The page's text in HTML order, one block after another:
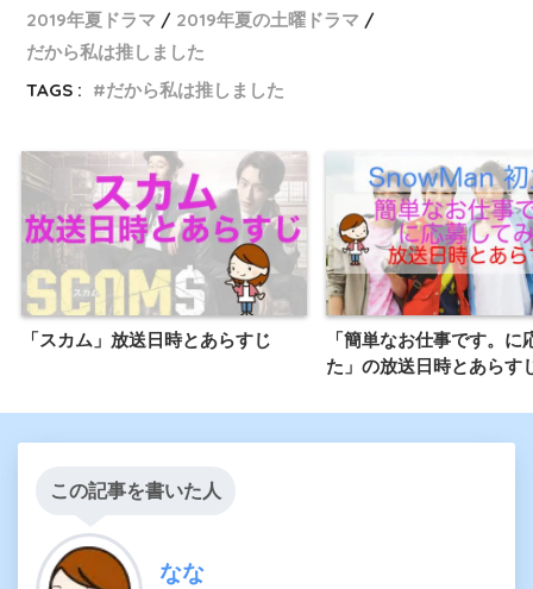
2019年夏ドラマ
2019年夏の土曜ドラマ
だから私は推しました
TAGS :
だから私は推しました
「スカム」放送日時とあらすじ
「簡単なお仕事です。に
た」の放送日時とあらす
この記事を書いた人
なな